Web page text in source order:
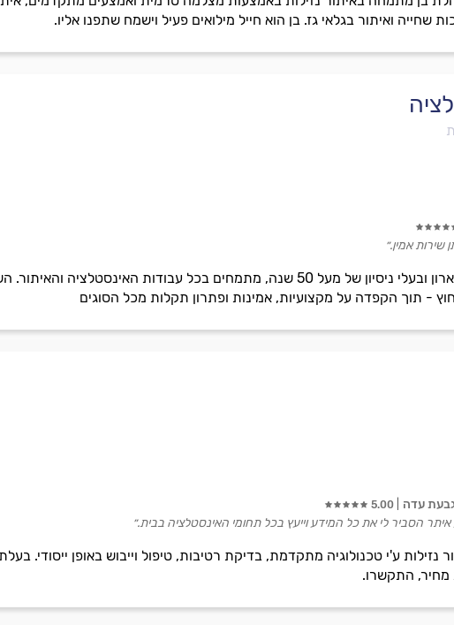
שחייה ואיתור בגלאי גז. בן הוא חייל מילואים פעיל וישמח שתפנו אליו.
יוסף ובניו, בהנהלת יוסף בוארון ובעלי ניסיון של מעל 50 שנה, מתמחים בכל
- תוך הקפדה על מקצועיות, אמינות ופתרון תקלות מכל הסוגים
שירות אמין.״
מחיר, התקשרו.
עדה 5.00
איתר הסביר לי את כל המידע וייעץ בכל תחומי האינסטלציה בבית.״